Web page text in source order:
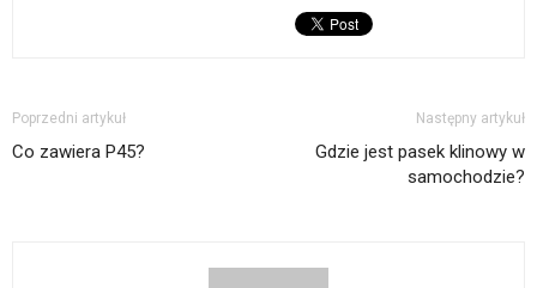
Poprzedni artykuł
Co zawiera P45?
Następny artykuł
Gdzie jest pasek klinowy w
samochodzie?